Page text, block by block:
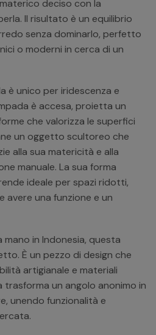
deciso con la
Il risultato è un equilibrio
senza dominarlo, perfetto
o moderni in cerca di un
è unico per iridescenza e
è accesa, proietta un
che valorizza le superfici
un oggetto scultoreo che
alla sua matericità e alla
manuale. La sua forma
ideale per spazi ridotti,
avere una funzione e un
in Indonesia, questa
È un pezzo di design che
artigianale e materiali
trasforma un angolo anonimo in
unendo funzionalità e